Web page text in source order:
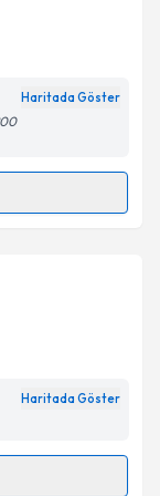
Aydınlatma
belirtilen
Haritada Göster
takvimi
almanız
Haritada Göster